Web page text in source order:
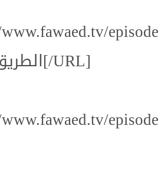
- الطريق إلى القمة[/URL]